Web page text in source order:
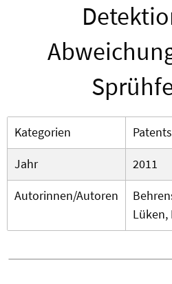
Kategorien
Jahr
2011
Autorinnen/Autoren
Lüken,